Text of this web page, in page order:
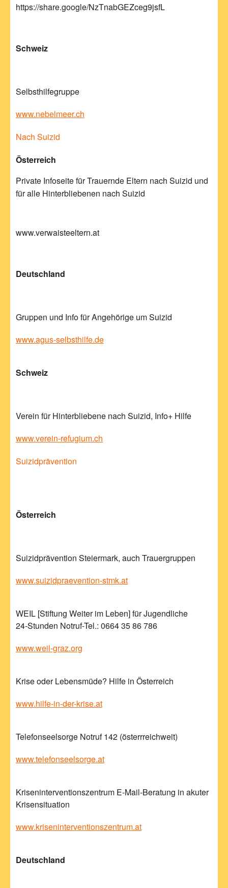
https://share.google/NzTnabGEZceg9jsfL
Schweiz
Selbsthilfegruppe
www.nebelmeer.ch
Nach Suizid
Österreich
Private Infoseite für Trauernde Eltern nach Suizid und
für alle Hinterbliebenen nach Suizid
www.verwaisteeltern.at
Deutschland
Gruppen und Info für Angehörige um Suizid
www.agus-selbsthilfe.de
Schweiz
Verein für Hinterbliebene nach Suizid, Info+ Hilfe
www.verein-refugium.ch
Suizidprävention
Österreich
Suizidprävention Steiermark, auch Trauergruppen
www.suizidpraevention-stmk.at
WEIL [Stiftung Weiter im Leben] für Jugendliche
24-Stunden Notruf-Tel.: 0664 35 86 786
www.weil-graz.org
Krise oder Lebensmüde? Hilfe in Österreich
www.hilfe-in-der-krise.at
Telefonseelsorge Notruf 142 (österrreichweit)
www.telefonseelsorge.at
Kriseninterventionszentrum E-Mail-Beratung in akuter
Krisensituation
www.kriseninterventionszentrum.at
Deutschland